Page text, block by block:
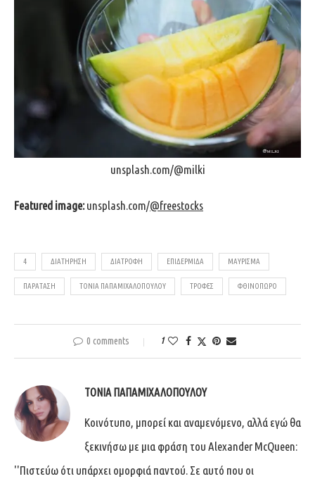
unsplash.com/@milki
Featured image:unsplash.com/@freestocks
4 ΔΙΑΤΉΡΗΣΗ ΔΙΑΤΡΟΦΉ ΕΠΙΔΕΡΜΊΔΑ ΜΑΎΡΙΣΜΑ
ΠΑΡΆΤΑΣΗ ΤΟΝΙΑ ΠΑΠΑΜΙΧΑΛΟΠΟΎΛΟΥ ΤΡΟΦΈΣ ΦΘΙΝΌΠΩΡΟ
0 comments 1
ΤΌΝΙΑ ΠΑΠΑΜΙΧΑΛΟΠΟΎΛΟΥ
Κοινότυπο, μπορεί και αναμενόμενο, αλλά εγώ θα
ξεκινήσω με μια φράση του Alexander McQueen:
''Πιστεύω ότι υπάρχει ομορφιά παντού. Σε αυτό που οι